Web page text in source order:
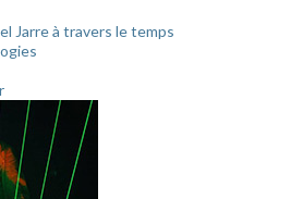
Jarre à travers le temps